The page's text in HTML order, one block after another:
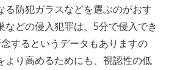
る防犯ガラスなどを選ぶのがおす
などの侵入犯罪は、5分で侵入でき
するというデータもありますの
より高めるためにも、視認性の低